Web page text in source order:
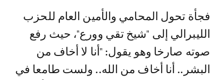
فجأة تحول المحامي والأمين العام للحزب
الليبرالي إلى "شيخ تقي وورع"، حيث رفع
صوته صارخا وهو يقول: "أنا لا أخاف من
البشر.. أنا أخاف من الله.. ولست طامعا في